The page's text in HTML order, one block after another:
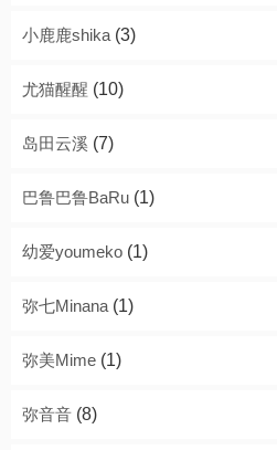
小鹿鹿shika (3)
尤猫醒醒 (10)
岛田云溪 (7)
巴鲁巴鲁BaRu (1)
幼爱youmeko (1)
弥七Minana (1)
弥美Mime (1)
弥音音 (8)